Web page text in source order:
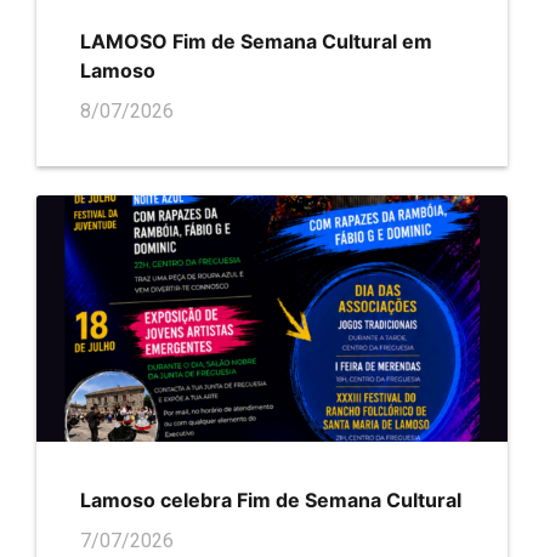
LAMOSO Fim de Semana Cultural em
Lamoso
8/07/2026
Lamoso celebra Fim de Semana Cultural
7/07/2026